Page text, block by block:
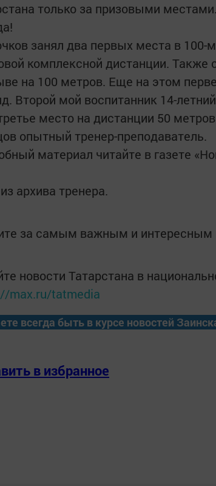
только за призовыми
занял два первых места в 100-
комплексной дистанции.
на 100 метров. Еще на этом
Второй мой воспитанник 14-
место на дистанции 50
опытный тренер-преподаватель.
материал читайте в газете
архива тренера.
за самым важным и интересным
новости Татарстана в
max.ru/tatmedia
всегда быть в курсе новостей
в избранное